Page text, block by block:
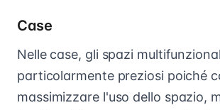
Case
Nelle case, gli spazi
particolarmente preziosi poiché
massimizzare l'uso dello spazio,